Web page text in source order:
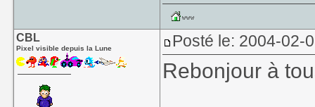
CBL
Pixel visible depuis la Lune Posté le: 2004-02-
Rebonjour à